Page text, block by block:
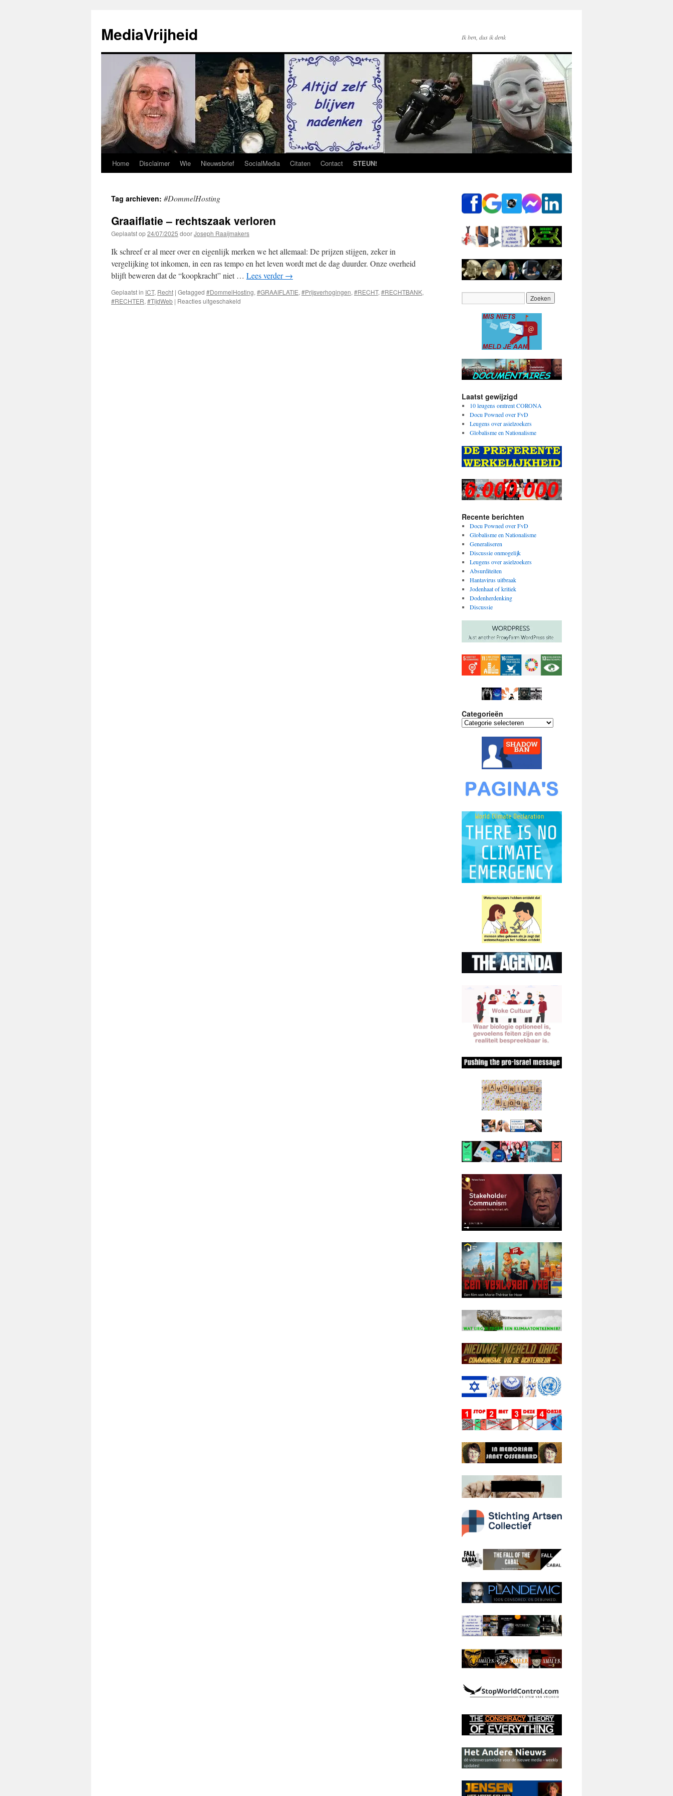
de
inhoud
MediaVrijheid Ik ben, dus ik denk
Home Disclaimer Wie Nieuwsbrief SocialMedia Citaten Contact STEUN!
Tag archieven: #DommelHosting
Graaiflatie – rechtszaak verloren
Geplaatst op24/07/2025 doorJoseph Raaijmakers
Ik schreef er al meer over en eigenlijk merken we het allemaal: De prijzen stijgen, zeker in
vergelijking tot inkomen, in een ras tempo en het leven wordt met de dag duurder. Onze overheid
blijft beweren dat de “koopkracht” niet … Lees verder→
Geplaatst in ICT, Recht | Getagged #DommelHosting, #GRAAIFLATIE, #Prijsverhogingen, #RECHT, #RECHTBANK,
#RECHTER, #TijdWeb | Reacties uitgeschakeld
Laatst gewijzigd
10 leugens omtrent CORONA
Docu Powned over FvD
Leugens over asielzoekers
Globalisme en Nationalisme
Recente berichten
Docu Powned over FvD
Globalisme en Nationalisme
Generaliseren
Discussie onmogelijk
Leugens over asielzoekers
Absurditeiten
Hantavirus uitbraak
Jodenhaat of kritiek
Dodenherdenking
Discussie
Categorieën
Categorieën